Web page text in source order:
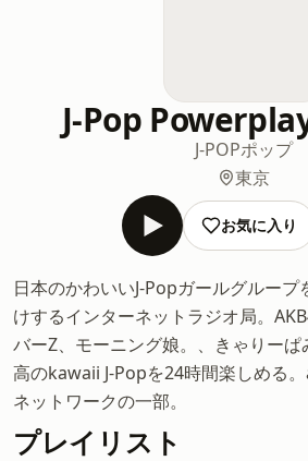
J-Pop
J-POPポップ
東京
お気に入り
日本のかわいいJ-Popガールグルー
けするインターネットラジオ局。
バーZ、モーニング娘。、きゃりー
高のkawaii J-Popを24時間楽しめる
ネットワークの一部。
プレイリスト